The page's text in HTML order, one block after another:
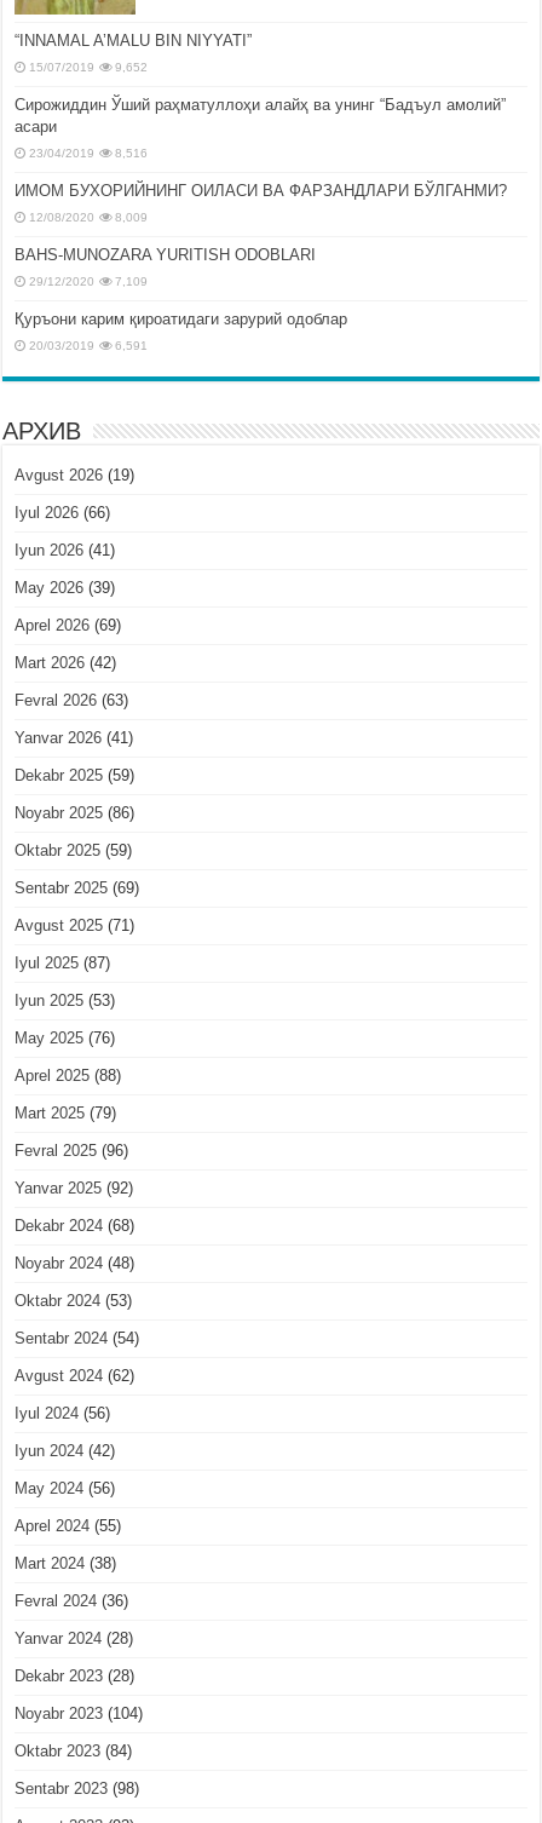
“INNAMAL A’MALU BIN NIYYATI”
15/07/2019 9,652
Сирожиддин Ўший раҳматуллоҳи алайҳ ва унинг “Бадъул амолий”
асари
23/04/2019 8,516
ИМОМ БУХОРИЙНИНГ ОИЛАСИ ВА ФАРЗАНДЛАРИ БЎЛГАНМИ?
12/08/2020 8,009
BAHS-MUNOZARA YURITISH ODOBLARI
29/12/2020 7,109
Қуръони карим қироатидаги зарурий одоблар
20/03/2019 6,591
АРХИВ
Avgust 2026 (19)
Iyul 2026 (66)
Iyun 2026 (41)
May 2026 (39)
Aprel 2026 (69)
Mart 2026 (42)
Fevral 2026 (63)
Yanvar 2026 (41)
Dekabr 2025 (59)
Noyabr 2025 (86)
Oktabr 2025 (59)
Sentabr 2025 (69)
Avgust 2025 (71)
Iyul 2025 (87)
Iyun 2025 (53)
May 2025 (76)
Aprel 2025 (88)
Mart 2025 (79)
Fevral 2025 (96)
Yanvar 2025 (92)
Dekabr 2024 (68)
Noyabr 2024 (48)
Oktabr 2024 (53)
Sentabr 2024 (54)
Avgust 2024 (62)
Iyul 2024 (56)
Iyun 2024 (42)
May 2024 (56)
Aprel 2024 (55)
Mart 2024 (38)
Fevral 2024 (36)
Yanvar 2024 (28)
Dekabr 2023 (28)
Noyabr 2023 (104)
Oktabr 2023 (84)
Sentabr 2023 (98)